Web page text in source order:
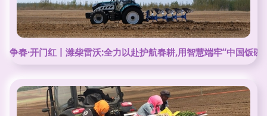
争春·开门红丨潍柴雷沃:全力以赴护航春耕,用智慧端牢“中国饭碗”